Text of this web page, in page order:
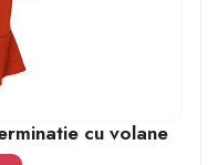
cu volane